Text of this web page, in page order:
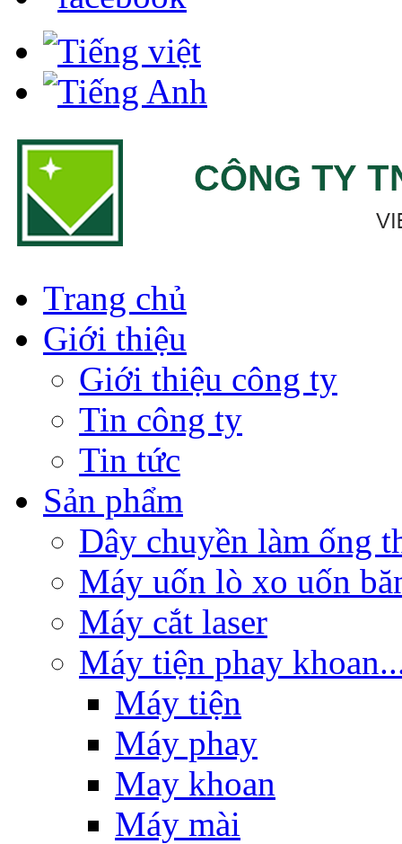
Trang chủ
Giới thiệu
Giới thiệu công ty
Tin công ty
Tin tức
Sản phẩm
Dây chuyền làm ống
Máy uốn lò xo uốn
Máy cắt laser
Máy tiện phay
Máy tiện
Máy phay
May khoan
Máy mài